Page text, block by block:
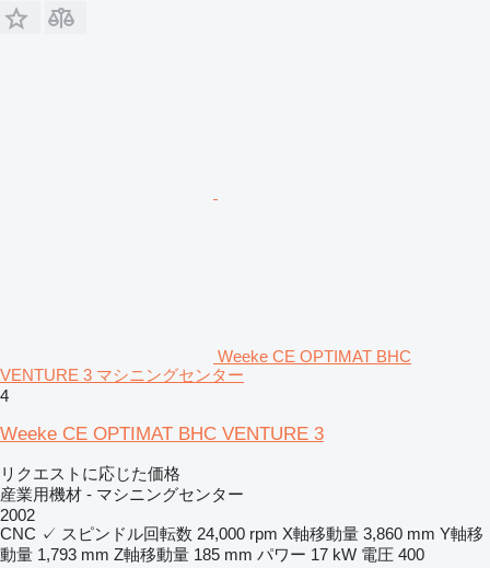
Weeke CE OPTIMAT BHC
VENTURE 3 マシニングセンター
4
Weeke CE OPTIMAT BHC VENTURE 3
リクエストに応じた価格
産業用機材 - マシニングセンター
2002
CNC ✓ スピンドル回転数 24,000 rpm X軸移動量 3,860 mm Y軸移
動量 1,793 mm Z軸移動量 185 mm パワー 17 kW 電圧 400